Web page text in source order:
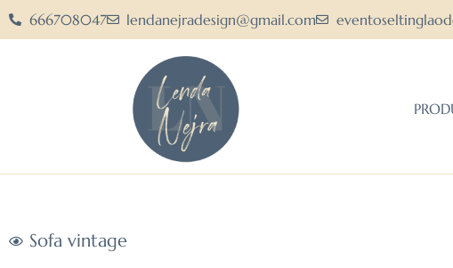
666708047 lendanejradesign@gmail.com
Sofa vintage